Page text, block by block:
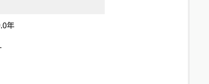
年